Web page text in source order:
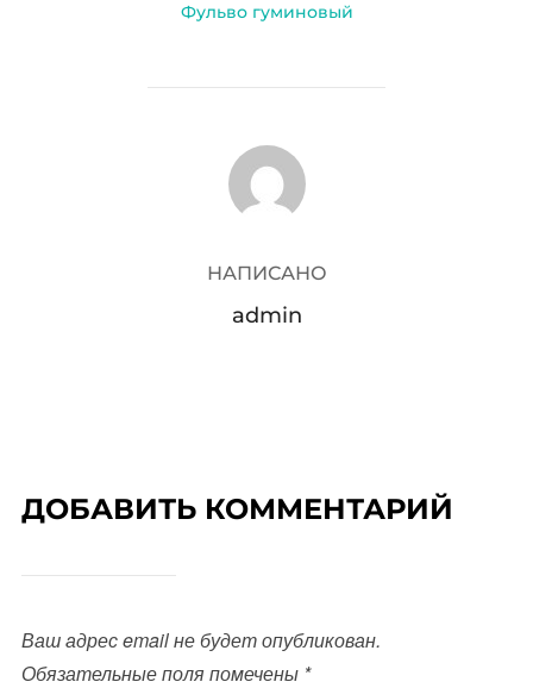
Фульво гуминовый
АВТОР ЗАПИСИ
НАПИСАНО
admin
ДОБАВИТЬ КОММЕНТАРИЙ
Ваш адрес email не будет опубликован.
Обязательные поля помечены *